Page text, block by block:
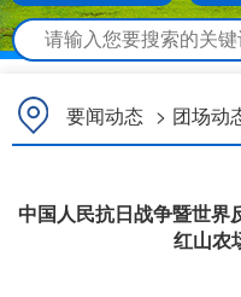
要闻动态 > 团场动
中国人民抗日战争暨世界
红山农